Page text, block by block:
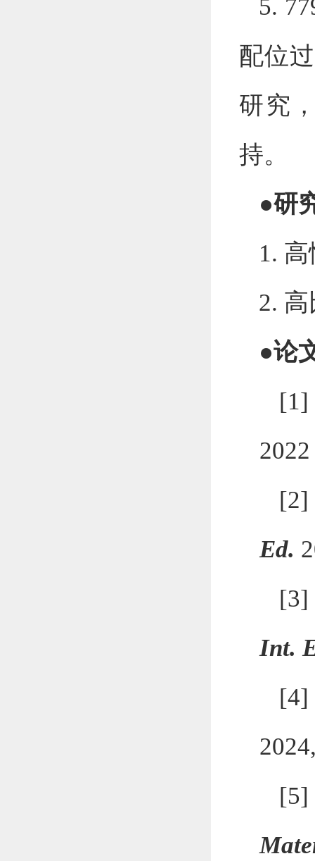
5.
配位
研究
持。
●研
1. 高
2. 高
●论
[2]
Ed.
Int.
[4]